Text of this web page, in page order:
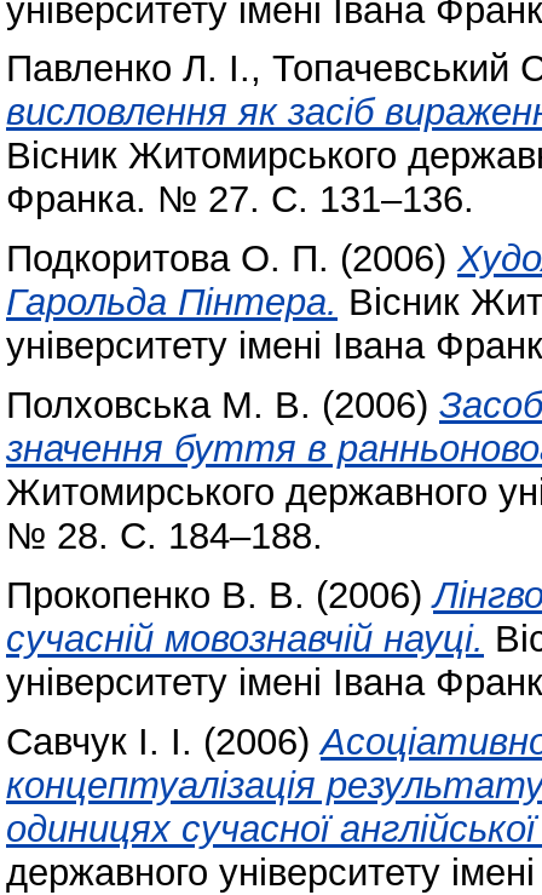
університету імені Івана
Павленко Л. І., Топачевський
висловлення як засіб
Вісник Житомирського
Франка. № 27. С. 131–136.
Подкоритова О. П. (2006)
Гарольда Пінтера. Вісник
університету імені Івана
Полховська М. В. (2006)
значення буття в
Житомирського державного
№ 28. С. 184–188.
Прокопенко В. В. (2006)
сучасній мовознавчій науці.
університету імені Івана
Савчук І. І. (2006)
концептуалізація
одиницях сучасної
державного університету